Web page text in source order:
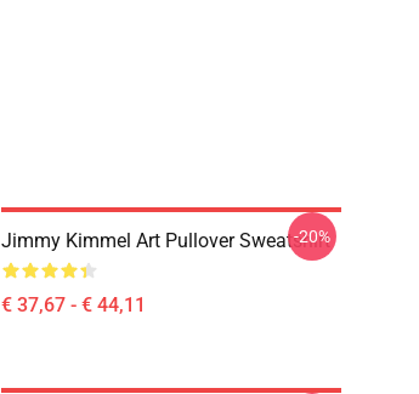
Jimmy Kimmel Art Pullover Sweatshirt
€ 37,67 - € 44,11
-20%